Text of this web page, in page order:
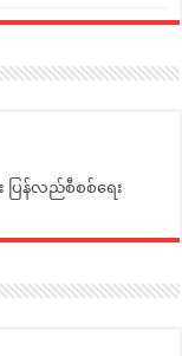
ပြန်လည်စီစစ်ရေး